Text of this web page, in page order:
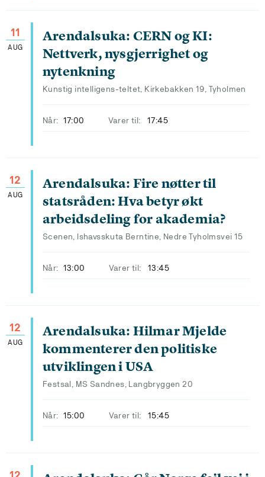
11
AUG
Arendalsuka: CERN og KI:
Nettverk, nysgjerrighet og
nytenkning
Kunstig intelligens-teltet, Kirkebakken 19, Tyholmen
Når: 17:00 Varer til: 17:45
12
AUG
Arendalsuka: Fire nøtter til
statsråden: Hva betyr økt
arbeidsdeling for akademia?
Scenen, Ishavsskuta Berntine, Nedre Tyholmsvei 15
Når: 13:00 Varer til: 13:45
12
AUG
Arendalsuka: Hilmar Mjelde
kommenterer den politiske
utviklingen i USA
Festsal, MS Sandnes, Langbryggen 20
Når: 15:00 Varer til: 15:45